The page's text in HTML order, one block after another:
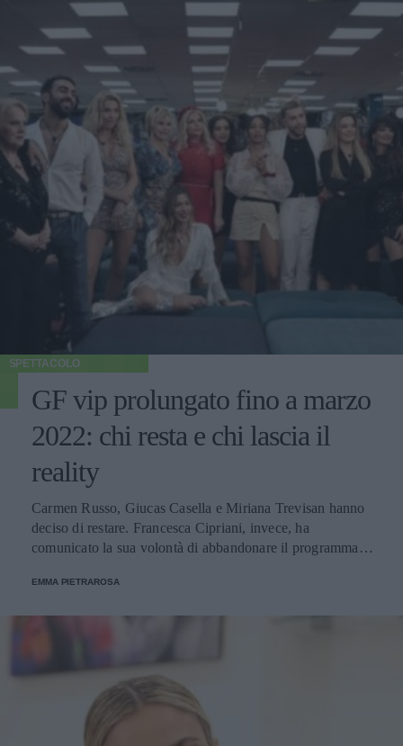
SPETTACOLO
GF vip prolungato fino a marzo
2022: chi resta e chi lascia il
reality
Carmen Russo, Giucas Casella e Miriana Trevisan hanno
deciso di restare. Francesca Cipriani, invece, ha
comunicato la sua volontà di abbandonare il programma.
EMMA PIETRAROSA